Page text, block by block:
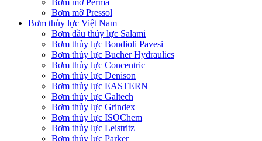
Bơm mỡ Pressol
Bơm thủy lực Việt Nam
Bơm dầu thủy lực Salami
Bơm thủy lực Bondioli Pavesi
Bơm thủy lực Bucher Hydraulics
Bơm thủy lực Concentric
Bơm thủy lực Denison
Bơm thủy lực EASTERN
Bơm thủy lực Galtech
Bơm thủy lực Grindex
Bơm thủy lực ISOChem
Bơm thủy lực Leistritz
Bơm thủy lực Parker